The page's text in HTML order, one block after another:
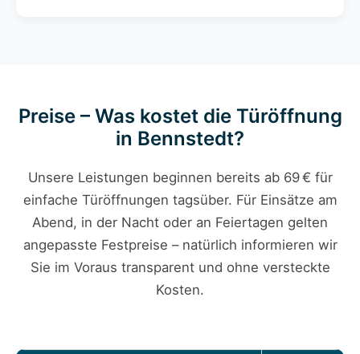
Preise – Was kostet die Türöffnung
in Bennstedt?
Unsere Leistungen beginnen bereits ab 69 € für
einfache Türöffnungen tagsüber. Für Einsätze am
Abend, in der Nacht oder an Feiertagen gelten
angepasste Festpreise – natürlich informieren wir
Sie im Voraus transparent und ohne versteckte
Kosten.